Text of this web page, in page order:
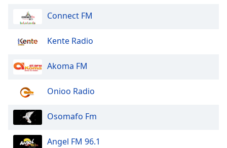
window.
Opacity
Text
Background
Color
Connect FM
Kente Radio
Akoma FM
Onioo Radio
Osomafo Fm
Angel FM 96.1